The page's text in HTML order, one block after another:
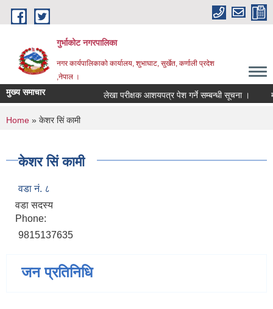
Skip to main content
गुर्भाकोट नगरपालिका
नगर कार्यपालिकाको कार्यालय, शुभाघाट, सुर्खेत, कर्णाली प्रदेश
,नेपाल ।
मुख्य समाचार लेखा परीक्षक आशयपत्र पेश गर्ने सम्बन्धी सूचना ।
You are here
Home » केशर सिं कामी
केशर सिं कामी
वडा नं. ८
वडा सदस्य
Phone:
9815137635
जन प्रतिनिधि